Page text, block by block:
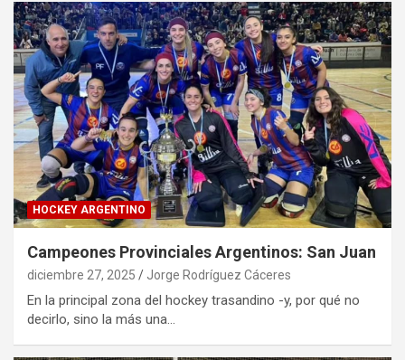
HOCKEY ARGENTINO
Campeones Provinciales Argentinos: San Juan
diciembre 27, 2025 Jorge Rodríguez Cáceres
En la principal zona del hockey trasandino -y, por qué no
decirlo, sino la más una…